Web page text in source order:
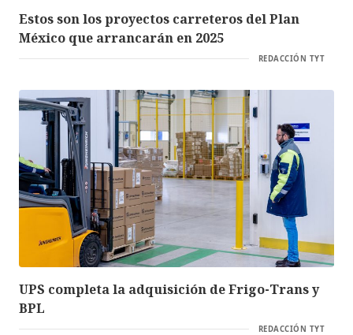
Estos son los proyectos carreteros del Plan
México que arrancarán en 2025
REDACCIÓN TYT
UPS completa la adquisición de Frigo-Trans y
BPL
REDACCIÓN TYT